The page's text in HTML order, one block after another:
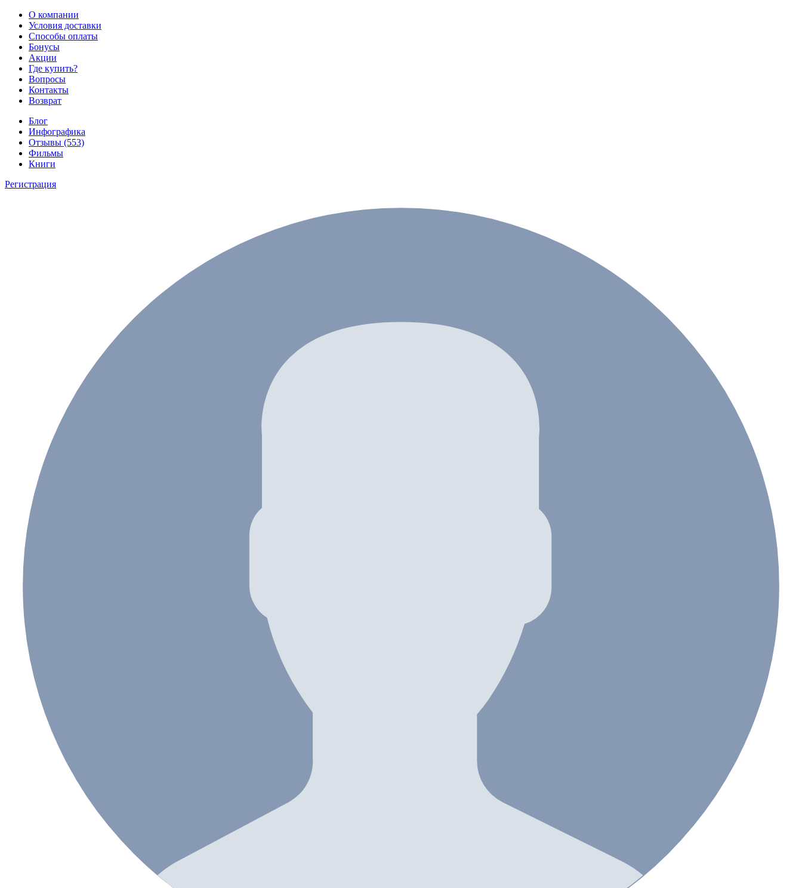
О компании
Условия доставки
Способы оплаты
Бонусы
Акции
Где купить?
Вопросы
Контакты
Возврат
Блог
Инфографика
Отзывы (553)
Фильмы
Книги
Регистрация